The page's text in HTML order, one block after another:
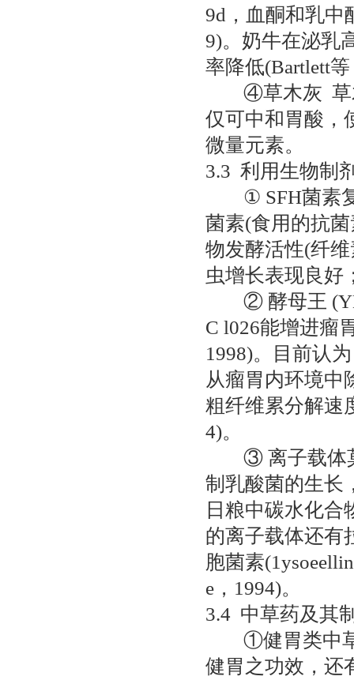
9d，血酮和乳中
9)。奶牛在泌乳
率降低(Bartlett
④草木灰 草木
仅可中和胃酸，
微量元素。
3.3 利用生物制
① SFH菌素复
菌素(食用的抗
物发酵活性(纤
虫增长表现良好
② 酵母王
C l026能增进瘤
1998)。目前认
从瘤胃内环境中
粗纤维累分解速
4)。
③ 离子载体莫
制乳酸菌的生长
日粮中碳水化合
的离子载体还有
胞菌素
e，1994)。
3.4 中草药及其
①健胃类中草
健胃之功效，还